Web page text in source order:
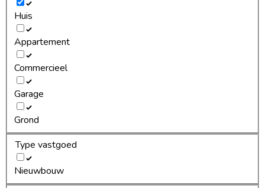
Huis
Appartement
Commercieel
Garage
Grond
Type vastgoed
Nieuwbouw